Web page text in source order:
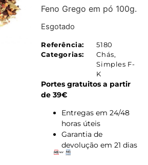
Feno Grego em pó 100g.
Esgotado
Referência:
5180
Categorias:
Chás,
Simples F-
K
Portes gratuitos a partir
de 39€
Entregas em 24/48
horas úteis
Garantia de
devolução em 21 dias